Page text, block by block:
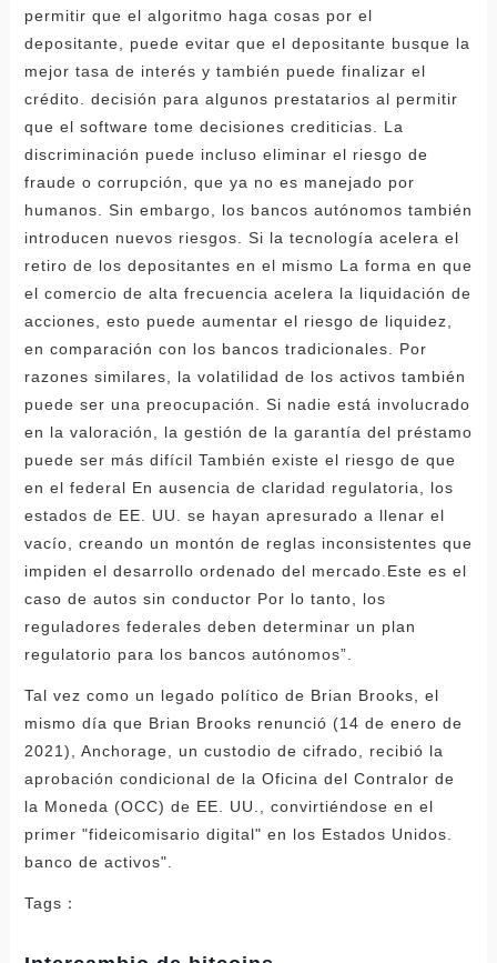
permitir que el algoritmo haga cosas por el
depositante, puede evitar que el depositante busque la
mejor tasa de interés y también puede finalizar el
crédito. decisión para algunos prestatarios al permitir
que el software tome decisiones crediticias. La
discriminación puede incluso eliminar el riesgo de
fraude o corrupción, que ya no es manejado por
humanos. Sin embargo, los bancos autónomos también
introducen nuevos riesgos. Si la tecnología acelera el
retiro de los depositantes en el mismo La forma en que
el comercio de alta frecuencia acelera la liquidación de
acciones, esto puede aumentar el riesgo de liquidez,
en comparación con los bancos tradicionales. Por
razones similares, la volatilidad de los activos también
puede ser una preocupación. Si nadie está involucrado
en la valoración, la gestión de la garantía del préstamo
puede ser más difícil También existe el riesgo de que
en el federal En ausencia de claridad regulatoria, los
estados de EE. UU. se hayan apresurado a llenar el
vacío, creando un montón de reglas inconsistentes que
impiden el desarrollo ordenado del mercado.Este es el
caso de autos sin conductor Por lo tanto, los
reguladores federales deben determinar un plan
regulatorio para los bancos autónomos”.
Tal vez como un legado político de Brian Brooks, el
mismo día que Brian Brooks renunció (14 de enero de
2021), Anchorage, un custodio de cifrado, recibió la
aprobación condicional de la Oficina del Contralor de
la Moneda (OCC) de EE. UU., convirtiéndose en el
primer "fideicomisario digital" en los Estados Unidos.
banco de activos".
Tags：